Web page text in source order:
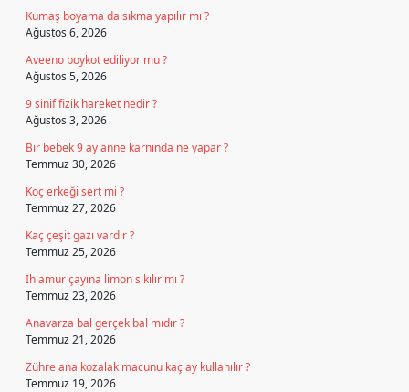
Kumaş boyama da sıkma yapılır mı ?
Ağustos 6, 2026
Aveeno boykot ediliyor mu ?
Ağustos 5, 2026
9 sinif fizik hareket nedir ?
Ağustos 3, 2026
Bir bebek 9 ay anne karnında ne yapar ?
Temmuz 30, 2026
Koç erkeği sert mi ?
Temmuz 27, 2026
Kaç çeşit gazı vardır ?
Temmuz 25, 2026
Ihlamur çayına limon sıkılır mı ?
Temmuz 23, 2026
Anavarza bal gerçek bal mıdır ?
Temmuz 21, 2026
Zühre ana kozalak macunu kaç ay kullanılır ?
Temmuz 19, 2026